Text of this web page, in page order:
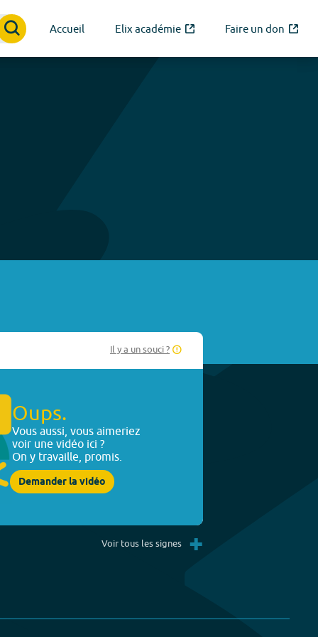
Accueil Elix académie Faire un don
Il y a un souci ?
Oups.
Vous aussi, vous aimeriez
voir une vidéo ici ?
On y travaille, promis.
Demander la vidéo
Voir tous les signes +